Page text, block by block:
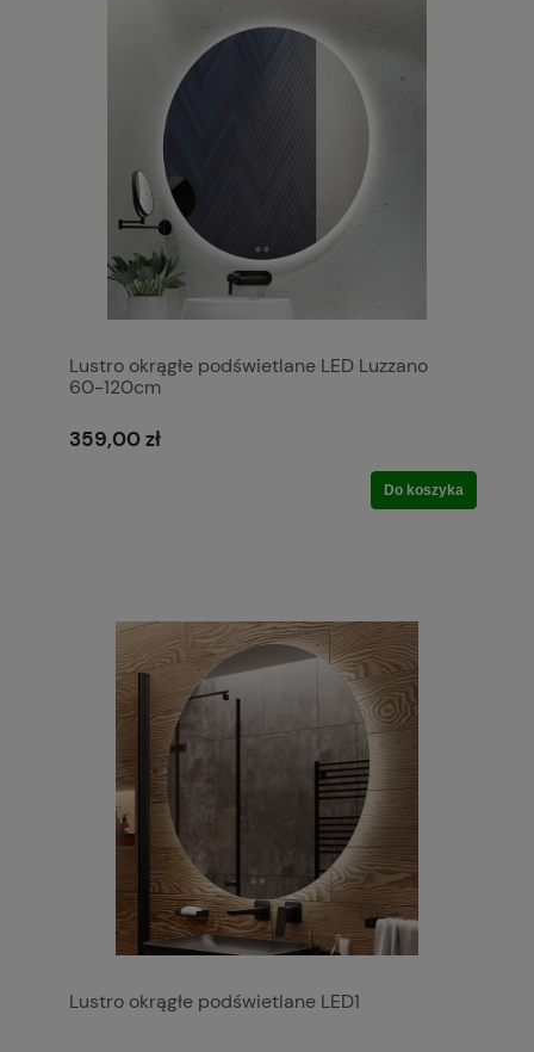
Lustro okrągłe podświetlane LED Luzzano
60-120cm
359,00 zł
Do koszyka
Lustro okrągłe podświetlane LED1